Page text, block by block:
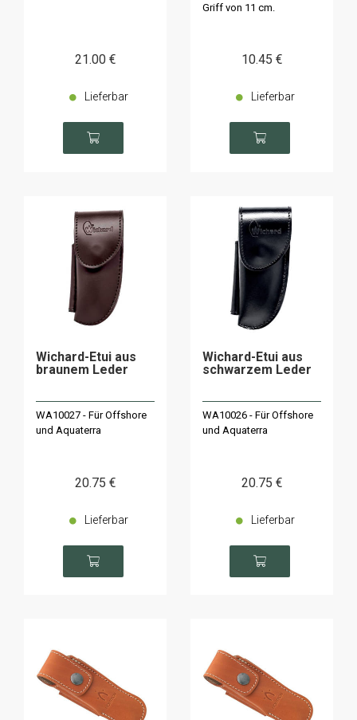
21.00 €
Lieferbar
Griff von 11 cm.
10.45 €
Lieferbar
Wichard-Etui aus
braunem Leder
WA10027 - Für Offshore
und Aquaterra
20.75 €
Lieferbar
Wichard-Etui aus
schwarzem Leder
WA10026 - Für Offshore
und Aquaterra
20.75 €
Lieferbar